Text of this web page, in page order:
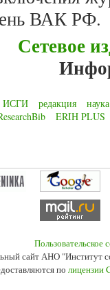
ВАК РФ.
Сетевое
ИСГИ редакция
наука
ERIH PLUS
Пользовательское
сайт АНО "Институт
по лицензии